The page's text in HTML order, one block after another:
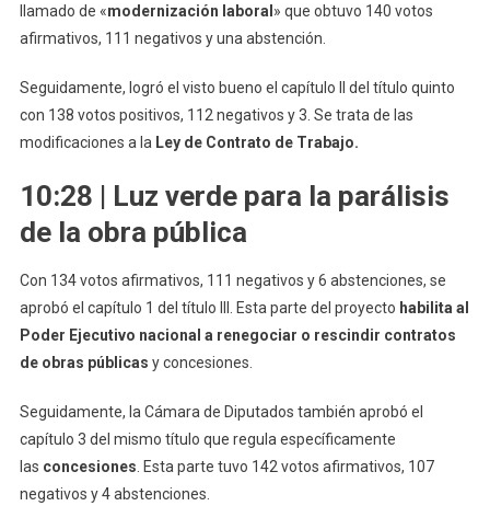
llamado de «modernización laboral » que obtuvo 140 votos
afirmativos, 111 negativos y una abstención.
Seguidamente, logró el visto bueno el capítulo II del título quinto
con 138 votos positivos, 112 negativos y 3. Se trata de las
modificaciones a la Ley de Contrato de Trabajo.
10:28 | Luz verde para la parálisis
de la obra pública
Con 134 votos afirmativos, 111 negativos y 6 abstenciones, se
aprobó el capítulo 1 del título III. Esta parte del proyecto habilita al
Poder Ejecutivo nacional a renegociar o rescindir contratos
de obras públicas y concesiones.
Seguidamente, la Cámara de Diputados también aprobó el
capítulo 3 del mismo título que regula específicamente
las concesiones . Esta parte tuvo 142 votos afirmativos, 107
negativos y 4 abstenciones.